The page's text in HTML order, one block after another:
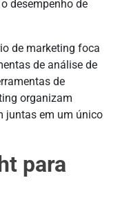
desempenho de
de marketing foca
de análise de
de
organizam
juntas em um único
para